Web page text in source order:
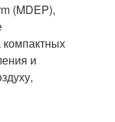
(MDEP),
компактных
и